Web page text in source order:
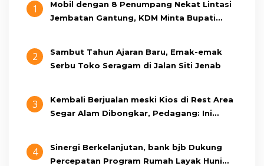
1
Mobil dengan 8 Penumpang Nekat Lintasi
Jembatan Gantung, KDM Minta Bupati
2
Sambut Tahun Ajaran Baru, Emak-emak
Serbu Toko Seragam di Jalan Siti Jenab
3
Kembali Berjualan meski Kios di Rest Area
Segar Alam Dibongkar, Pedagang: Ini
4
Sinergi Berkelanjutan, bank bjb Dukung
Percepatan Program Rumah Layak Huni